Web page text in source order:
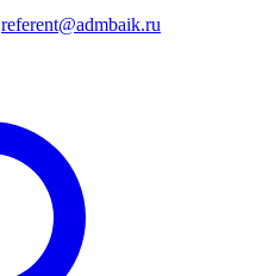
referent@admbaik.ru